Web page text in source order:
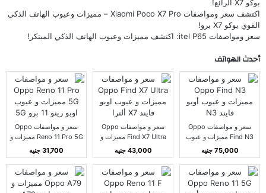
بوكو X7 الرائع!
اكتشف سعر ومواصفات Xiaomi Poco X7 Pro – مميزات وعيوب الهاتف الذكي
القوي بوكو X7 برو!
سعر ومواصفات itel P65: اكتشف مميزات وعيوب الهاتف الذكي المبتكر!
أحدث الهواتف
سعر و مواصفات Oppo
Find N3 مميزات و عيوب
أوبو فايند N3
75,000 جنيه
سعر و مواصفات Oppo
Find X7 Ultra مميزات و
عيوب اوبو فايند X7 ألترا
43,000 جنيه
سعر و مواصفات Oppo
Reno 11 Pro 5G مميزات و
عيوب اوبو رينو 11 برو 5G
31,700 جنيه